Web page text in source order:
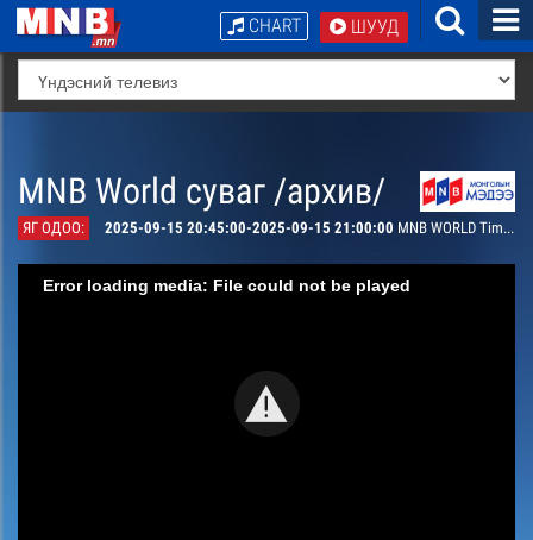
ШУУД
CHART
MNB World суваг /архив/
ЯГ ОДОО: 2025-09-15 20:45:00-2025-09-15 21:00:00 MNB WORLD Timeless Mongolia #4
Error loading media: File could not be played